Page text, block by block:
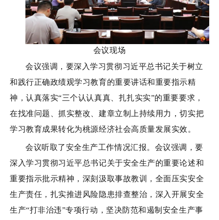
会议现场
会议强调，要深入学习贯彻习近平总书记关于树立
和践行正确政绩观学习教育的重要讲话和重要指示精
神，认真落实“三个认认真真、扎扎实实”的重要要求 ，
在找准问题、抓实整改、建章立制上持续用力，切实把
学习教育成果转化为桃源经济社会高质量发展实效。
会议听取了安全生产工作情况汇报。会议强调，要
深入学习贯彻习近平总书记关于安全生产的重要论述和
重要指示批示精神， 深刻汲取事故教训， 全面压实安全
生产责任，扎实推进风险隐患排查整治 ，深入开展安全
生产“打非治违”专项行动， 坚决防范和遏制安全生产事